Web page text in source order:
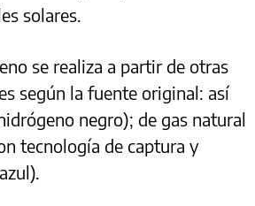
solares.
se realiza a partir de otras
según la fuente original: así
negro); de gas natural
tecnología de captura y